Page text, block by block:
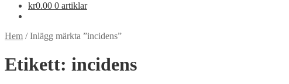
kr0.00 0 artiklar
Hem /Inlägg märkta ”incidens”
Etikett: incidens